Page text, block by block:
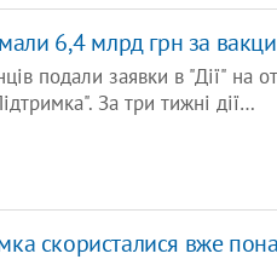
6,4 млрд грн за
подали заявки в "Дії" на
За три тижні дії…
скористалися вже